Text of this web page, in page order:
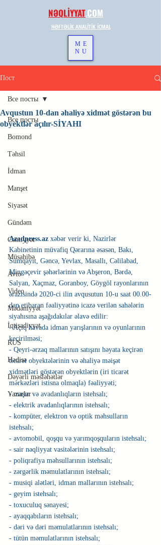
NƏQLİYYAT.COM
HƏFTƏLİK ANALİTİK İCMAL
ME
NU
Пост
Все посты
Bomond
Təhsil
İdman
Manşet
Siyasət
Gündəm
Cəmiyyət
Müsahibə
Avto
Video
Mədəniyyət
İqtisadiyyat
RUS
Hadisə
Dəyərli məsləhətlər
Yazarlar
Все посты
Avqustun 10-dan əhaliyə xidmət göstərən bu
obyektlər açılır-SİYAHI
Azadpress.az xəbər verir ki, Nazirlər
Kabinetinin müvafiq Qərarına əsasən, Bakı,
Sumqayıt, Gəncə, Yevlax, Masallı, Cəlilabad,
Mingəçevir şəhərlərinin və Abşeron, Bərdə,
Salyan, Xaçmaz, Goranboy, Göygöl rayonlarının
ərazisində 2020-ci ilin avqusutun 10-u saat 00.00-
dan etibarən fəaliyyətinə icazə verilən sahələrin
siyahısına aşağıdakılar əlavə edilir:
- Açıq havada idman yarışlarının və oyunlarının
keçirilməsi;
- Qeyri-ərzaq mallarının satışını həyata keçirən
ticarət obyektələrinin və əhaliyə məişət
xidmətləri göstərən obyektlərin (iri ticarət
mərkəzləri istisna olmaqla) fəaliyyəti;
- maşın və avadanlıqların istehsalı;
- elektrik avadanlıqlarının istehsalı;
- kompüter, elektron və optik məhsulların
istehsalı;
- avtomobil, qoşqu və yarımqoşquların istehsalı;
- sair nəqliyyat vasitələrinin istehsalı;
- poliqrafiya məhsullarının istehsalı;
- zərgərlik məmulatlarının istehsalı;
- musiqi alətləri, idman mallarının istehsalı;
- geyim istehsalı;
- toxuculuq sənayesi;
- ayaqqabıların istehsalı;
- dəri və dəri məmulatlarının istehsalı;
- tütün məmulatlarının istehsalı;